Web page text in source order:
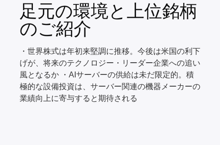
足元の環境と上位銘柄
のご紹介
・世界株式は年初来堅調に推移。今後は米国の利下
げが、将来のテクノロジー・リーダー企業への追い
風となるか ・AIサーバーの供給は未だ限定的。積
極的な設備投資は、サーバー関連の機器メーカーの
業績向上に寄与すると期待される